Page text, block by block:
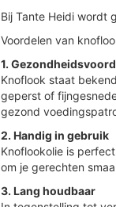
Bij Tante Heidi wordt
Voordelen van
1.
Knoflook staat
geperst of
gezond
2. Handig in gebruik
Knoflookolie is
om je gerechten
3. Lang houdbaar